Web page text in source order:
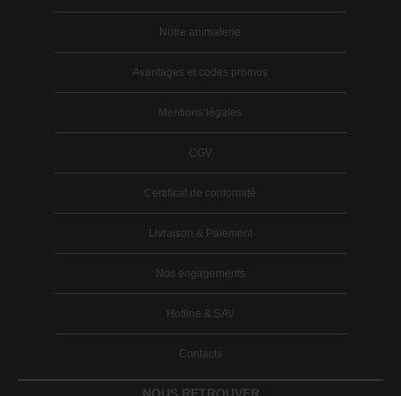
Notre animalerie
Avantages et codes promos
Mentions légales
CGV
Certificat de conformité
Livraison & Paiement
Nos engagements
Hotline & SAV
Contacts
NOUS RETROUVER